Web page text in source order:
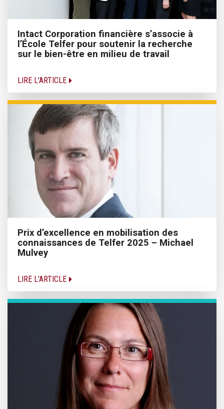
Intact Corporation financière s’associe à
l’École Telfer pour soutenir la recherche
sur le bien-être en milieu de travail
LIRE L'ARTICLE
Prix d’excellence en mobilisation des
connaissances de Telfer 2025 – Michael
Mulvey
LIRE L'ARTICLE